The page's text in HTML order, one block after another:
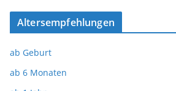
Altersempfehlungen
ab Geburt
ab 6 Monaten